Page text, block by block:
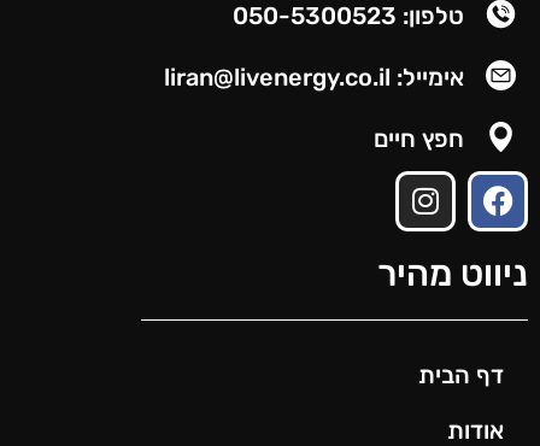
טלפון: 050-5300523
אימייל: liran@livenergy.co.il
חפץ חיים
ניווט מהיר
דף הבית
אודות